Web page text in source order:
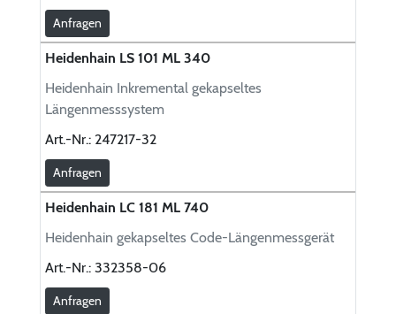
Anfragen
Heidenhain LS 101 ML 340
Heidenhain Inkremental gekapseltes
Längenmesssystem
Art.-Nr.: 247217-32
Anfragen
Heidenhain LC 181 ML 740
Heidenhain gekapseltes Code-Längenmessgerät
Art.-Nr.: 332358-06
Anfragen